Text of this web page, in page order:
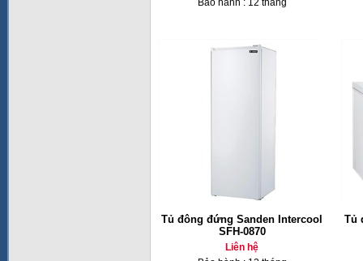
Bảo hành : 12 tháng
Tủ đông đứng Sanden Intercool
SFH-0870
Liên hệ
Tủ